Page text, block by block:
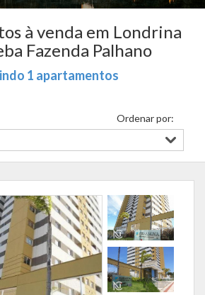
à venda em Londrina
Fazenda Palhano
1 apartamentos
Ordenar por: